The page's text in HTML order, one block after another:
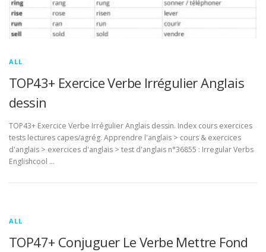
ALL
TOP43+ Exercice Verbe Irrégulier Anglais
dessin
TOP43+ Exercice Verbe Irrégulier Anglais dessin. Index cours exercices
tests lectures capes/agrég. Apprendre l'anglais > cours & exercices
d'anglais > exercices d'anglais > test d'anglais n°36855 : Irregular Verbs
Englishcool …
ALL
TOP47+ Conjuguer Le Verbe Mettre Fond